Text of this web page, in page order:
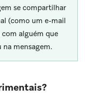
se compartilhar
(como um e-mail
alguém que
mensagem.